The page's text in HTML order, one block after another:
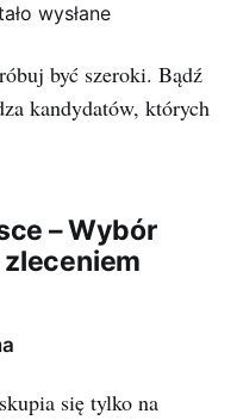
wysłane
być szeroki. Bądź
kandydatów, których
– Wybór
zleceniem
się tylko na